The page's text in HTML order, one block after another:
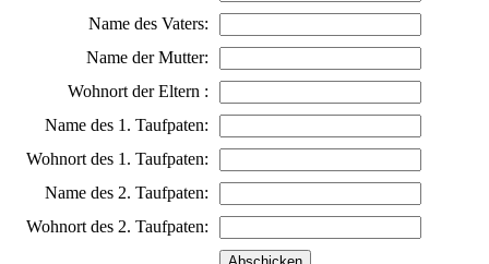
Name des Vaters:
Name der Mutter:
Wohnort der Eltern :
Name des 1. Taufpaten:
Wohnort des 1. Taufpaten:
Name des 2. Taufpaten:
Wohnort des 2. Taufpaten: